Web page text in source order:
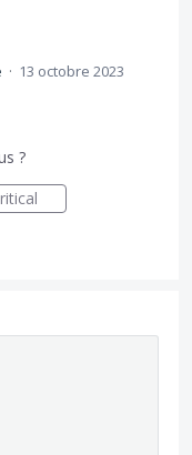
· 13 octobre 2023
?